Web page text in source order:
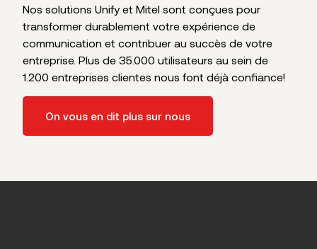
Nos solutions Unify et Mitel sont conçues pour
transformer durablement votre expérience de
communication et contribuer au succès de votre
entreprise. Plus de 35.000 utilisateurs au sein de
1.200 entreprises clientes nous font déjà confiance!
On vous en dit plus sur nous